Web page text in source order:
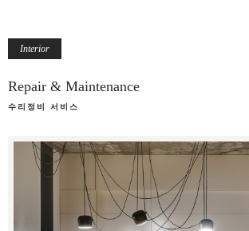
Interior
Repair & Maintenance
수리정비 서비스